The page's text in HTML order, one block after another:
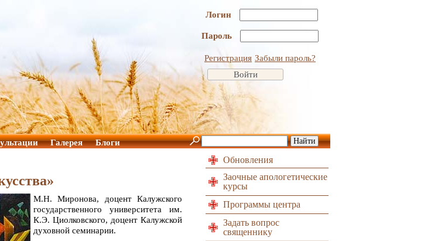
Логин
Пароль
Регистрация Забыли пароль?
Галерея Блоги
М.Н. Миронова, доцент Калужского
государственного университета им.
К.Э. Циолковского, доцент Калужской
духовной семинарии.
Обновления
Заочные апологетические
курсы
Программы центра
Задать вопрос
священнику